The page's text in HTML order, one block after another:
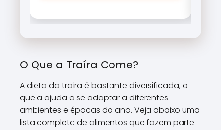
O Que a Traíra Come?
A dieta da traíra é bastante diversificada, o
que a ajuda a se adaptar a diferentes
ambientes e épocas do ano. Veja abaixo uma
lista completa de alimentos que fazem parte